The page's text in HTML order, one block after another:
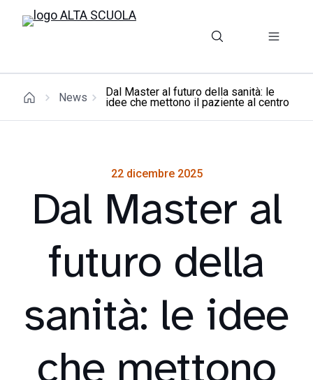
News Dal Master al futuro della sanità: le
idee che mettono il paziente al centro
22 dicembre 2025
Dal Master al
futuro della
sanità: le idee
che mettono